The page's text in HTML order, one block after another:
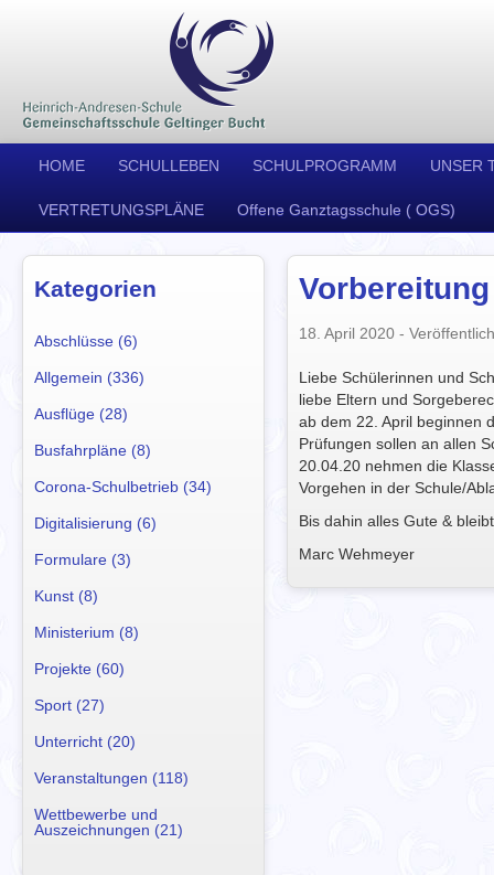
HOME SCHULLEBEN SCHULPROGRAMM UNSER
VERTRETUNGSPLÄNE Offene Ganztagsschule ( OGS)
Kategorien
Abschlüsse (6)
Allgemein (336)
Ausflüge (28)
Busfahrpläne (8)
Corona-Schulbetrieb (34)
Digitalisierung (6)
Formulare (3)
Kunst (8)
Ministerium (8)
Projekte (60)
Sport (27)
Unterricht (20)
Veranstaltungen (118)
Wettbewerbe und
Auszeichnungen (21)
18. April 2020 -
Liebe Schülerinnen und
liebe Eltern und
ab dem 22. April beginnen
Prüfungen sollen an allen
20.04.20 nehmen die
Vorgehen in der Schule/
Bis dahin alles Gute &
Marc Wehmeyer